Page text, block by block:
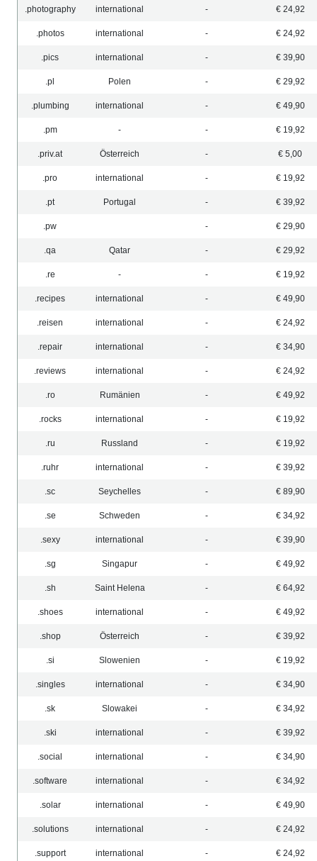
.photography international - € 24,92
.photos international - € 24,92
.pics international - € 39,90
.pl Polen - € 29,92
.plumbing international - € 49,90
.pm - - € 19,92
.priv.at Österreich - € 5,00
.pro international - € 19,92
.pt Portugal - € 39,92
.pw - € 29,90
.qa Qatar - € 29,92
.re - - € 19,92
.recipes international - € 49,90
.reisen international - € 24,92
.repair international - € 34,90
.reviews international - € 24,92
.ro Rumänien - € 49,92
.rocks international - € 19,92
.ru Russland - € 19,92
.ruhr international - € 39,92
.sc Seychelles - € 89,90
.se Schweden - € 34,92
.sexy international - € 39,90
.sg Singapur - € 49,92
.sh Saint Helena - € 64,92
.shoes international - € 49,92
.shop Österreich - € 39,92
.si Slowenien - € 19,92
.singles international - € 34,90
.sk Slowakei - € 34,92
.ski international - € 39,92
.social international - € 34,90
.software international - € 34,92
.solar international - € 49,90
.solutions international - € 24,92
.support international - € 24,92